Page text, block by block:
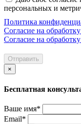
персональных и
Политика
Согласие на
Согласие на
Отправить
×
Бесплатная
Ваше имя*
Email*